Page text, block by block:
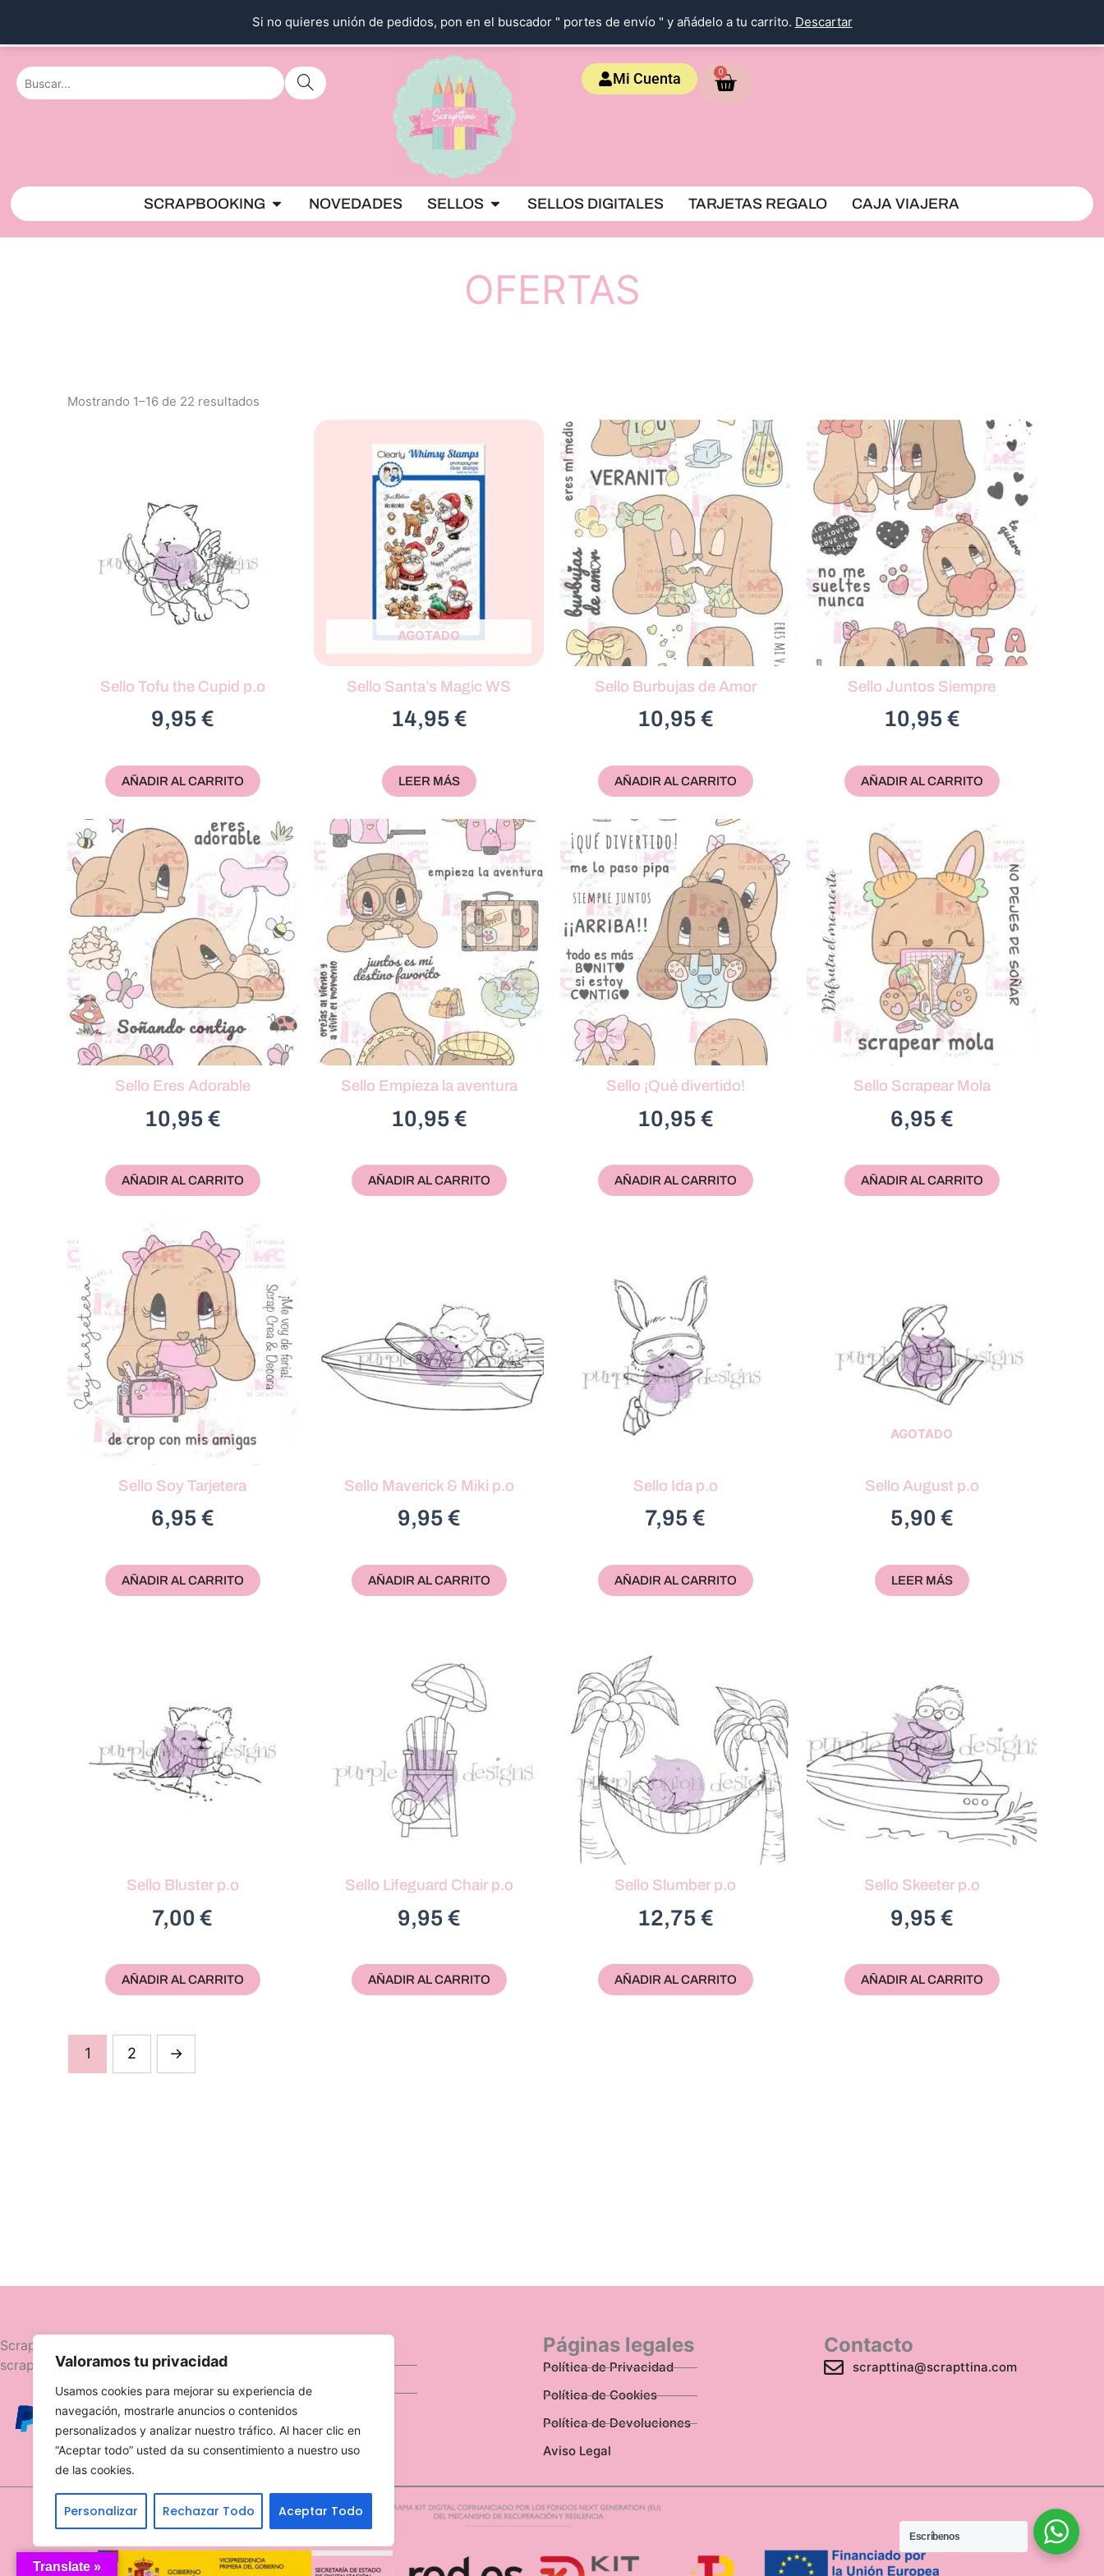
Valoramos tu privacidad
Usamos cookies para mejorar su experiencia de
navegación, mostrarle anuncios o contenidos
personalizados y analizar nuestro tráfico. Al hacer clic en
“Aceptar todo” usted da su consentimiento a nuestro uso
de las cookies.
Personalizar Rechazar Todo Aceptar Todo
Si no quieres unión de pedidos, pon en el buscador " portes de envío " y añádelo a tu carrito. Descartar
contenido
Mi Cuenta 0
Carrito
SCRAPBOOKING Abrir SCRAPBOOKING
NOVEDADES SELLOS Abrir SELLOSSELLOS DIGITALES TARJETAS REGALO CAJA VIAJERA
OFERTAS
Mostrando 1–16 de 22 resultados
Sello Tofu the Cupid p.o
9,95 €
AÑADIR AL CARRITO
AGOTADO
Sello Santa’s Magic WS
14,95 €
LEER MÁS
Sello Burbujas de Amor
10,95 €
AÑADIR AL CARRITO
Sello Juntos Siempre
10,95 €
AÑADIR AL CARRITO
Sello Eres Adorable
10,95 €
AÑADIR AL CARRITO
Sello Empieza la aventura
10,95 €
AÑADIR AL CARRITO
Sello ¡Qué divertido!
10,95 €
AÑADIR AL CARRITO
Sello Scrapear Mola
6,95 €
AÑADIR AL CARRITO
Sello Soy Tarjetera
6,95 €
AÑADIR AL CARRITO
Sello Maverick & Miki p.o
9,95 €
AÑADIR AL CARRITO
Sello Ida p.o
7,95 €
AÑADIR AL CARRITO
AGOTADO
Sello August p.o
5,90 €
LEER MÁS
Sello Bluster p.o
7,00 €
AÑADIR AL CARRITO
Sello Lifeguard Chair p.o
9,95 €
AÑADIR AL CARRITO
Sello Slumber p.o
12,75 €
AÑADIR AL CARRITO
Sello Skeeter p.o
9,95 €
AÑADIR AL CARRITO
1 2 →
Scrapttina, tienda especializada en
scrapbooking.
Ofertas
Caja Viajera
Páginas legales
Política de Privacidad
Política de Cookies
Política de Devoluciones
Aviso Legal
Contacto
scrapttina@scrapttina.com
Translate »
Escríbenos